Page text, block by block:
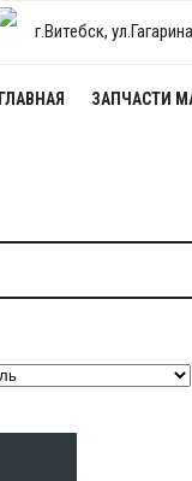
г.Витебск,
ГЛАВНАЯ ЗАПЧАСТИ